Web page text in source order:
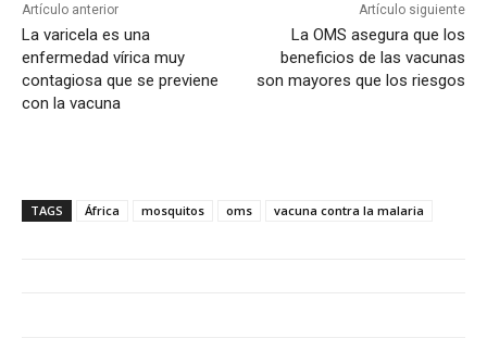
Artículo anterior
La varicela es una
enfermedad vírica muy
contagiosa que se previene
con la vacuna
Artículo siguiente
La OMS asegura que los
beneficios de las vacunas
son mayores que los riesgos
TAGS África mosquitos oms vacuna contra la malaria